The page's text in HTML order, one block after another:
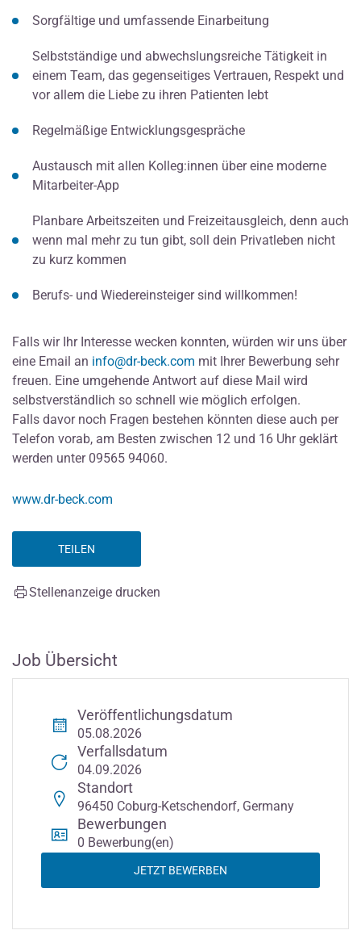
Sorgfältige und umfassende Einarbeitung
Selbstständige und abwechslungsreiche Tätigkeit in
einem Team, das gegenseitiges Vertrauen, Respekt und
vor allem die Liebe zu ihren Patienten lebt
Regelmäßige Entwicklungsgespräche
Austausch mit allen Kolleg:innen über eine moderne
Mitarbeiter-App
Planbare Arbeitszeiten und Freizeitausgleich, denn auch
wenn mal mehr zu tun gibt, soll dein Privatleben nicht
zu kurz kommen
Berufs- und Wiedereinsteiger sind willkommen!
Falls wir Ihr Interesse wecken konnten, würden wir uns über
eine Email an info@dr-beck.com mit Ihrer Bewerbung sehr
freuen. Eine umgehende Antwort auf diese Mail wird
selbstverständlich so schnell wie möglich erfolgen.
Falls davor noch Fragen bestehen könnten diese auch per
Telefon vorab, am Besten zwischen 12 und 16 Uhr geklärt
werden unter 09565 94060.
www.dr-beck.com
TEILEN
Stellenanzeige drucken
Job Übersicht
Veröffentlichungsdatum
05.08.2026
Verfallsdatum
04.09.2026
Standort
96450 Coburg-Ketschendorf, Germany
Bewerbungen
0 Bewerbung(en)
JETZT BEWERBEN